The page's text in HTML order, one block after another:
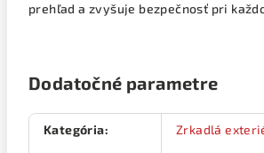
prehľad a zvyšuje bezpečnosť pri
Dodatočné parametre
Kategória: Zrkadlá